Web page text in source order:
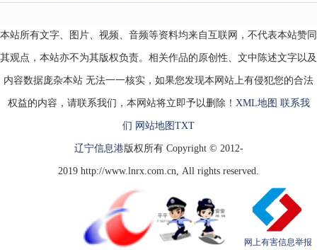
本站所有文字、图片、视频、音频等资料均来自互联网，不代表本站赞同
其观点，本站亦不为其版权负责。相关作品的原创性、文中陈述文字以及
内容数据庞杂本站 无法一一核实，如果您发现本网站上有侵犯您的合法
权益的内容，请联系我们，本网站将立即予以删除！ XML地图 联系我
们 网站地图 TXT
辽宁信息港版权所有 Copyright © 2012-
2019 http://www.lnrx.com.cn, All rights reserved.
网上有害信息举报